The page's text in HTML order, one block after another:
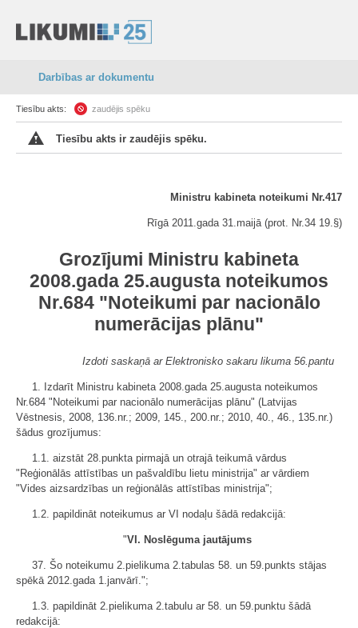
Darbības ar dokumentu
Tiesību akts: zaudējis spēku
Tiesību akts ir zaudējis spēku.
Ministru kabineta noteikumi Nr.417
Rīgā 2011.gada 31.maijā (prot. Nr.34 19.§)
Grozījumi Ministru kabineta
2008.gada 25.augusta noteikumos
Nr.684 "Noteikumi par nacionālo
numerācijas plānu"
Izdoti saskaņā ar Elektronisko sakaru likuma 56.pantu
1. Izdarīt Ministru kabineta 2008.gada 25.augusta noteikumos
Nr.684 "Noteikumi par nacionālo numerācijas plānu" (Latvijas
Vēstnesis, 2008, 136.nr.; 2009, 145., 200.nr.; 2010, 40., 46., 135.nr.)
šādus grozījumus:
1.1. aizstāt 28.punkta pirmajā un otrajā teikumā vārdus
"Reģionālās attīstības un pašvaldību lietu ministrija" ar vārdiem
"Vides aizsardzības un reģionālās attīstības ministrija";
1.2. papildināt noteikumus ar VI nodaļu šādā redakcijā:
"VI. Noslēguma jautājums
37. Šo noteikumu 2.pielikuma 2.tabulas 58. un 59.punkts stājas
spēkā 2012.gada 1.janvārī.";
1.3. papildināt 2.pielikuma 2.tabulu ar 58. un 59.punktu šādā
redakcijā: